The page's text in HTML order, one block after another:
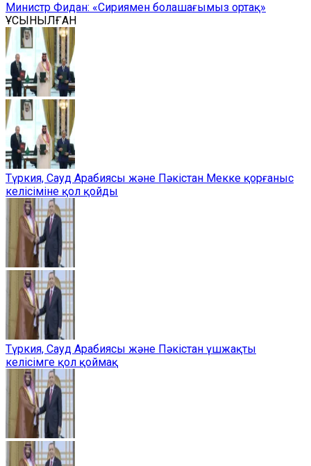
Министр Фидан: «Сириямен болашағымыз ортақ»
ҰСЫНЫЛҒАН
Түркия, Сауд Арабиясы және Пәкістан Мекке қорғаныс
келісіміне қол қойды
Түркия, Сауд Арабиясы және Пәкістан үшжақты
келісімге қол қоймақ